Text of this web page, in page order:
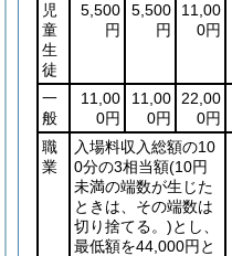
児
童
生
徒
5,500
円
5,500
円
11,00
0円
一
般
11,00
0円
11,00
0円
22,00
0円
職
業
入場料収入総額の10
0分の3相当額(10円
未満の端数が生じた
ときは、その端数は
切り捨てる。)とし、
最低額を44,000円と